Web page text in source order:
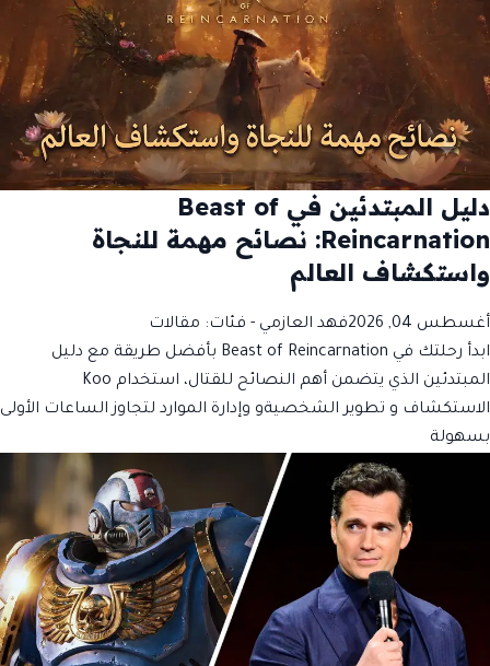
دليل المبتدئين في Beast of
Reincarnation: نصائح مهمة للنجاة
واستكشاف العالم
أغسطس 04, 2026 فهد العازمي - فئات: مقالات
ابدأ رحلتك في Beast of Reincarnation بأفضل طريقة مع دليل
المبتدئين الذي يتضمن أهم النصائح للقتال، استخدام Koo
الاستكشاف و تطوير الشخصيةو وإدارة الموارد لتجاوز الساعات الأولى
بسهولة